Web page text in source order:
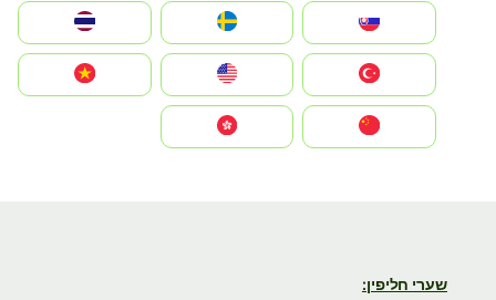
Slovensko
United States
שערי חליפין: